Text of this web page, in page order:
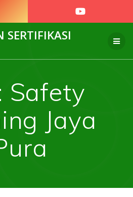
to
Safety
Jaya